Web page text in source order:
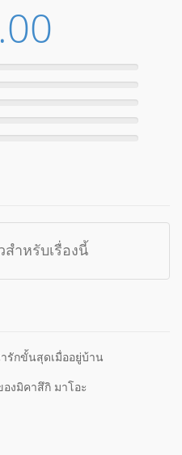
สำหรับเรื่องนี้
รักขั้นสุดเมื่ออยู่บ้าน
งมิคาสึกิ มาโอะ